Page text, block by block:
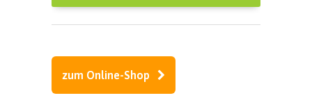
zum Online-Shop